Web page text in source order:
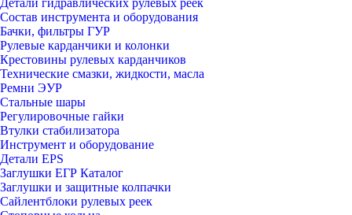
Детали гидравлических рулевых реек
Состав инструмента и оборудования
Бачки, фильтры ГУР
Рулевые карданчики и колонки
Крестовины рулевых карданчиков
Технические смазки, жидкости, масла
Ремни ЭУР
Стальные шары
Регулировочные гайки
Втулки стабилизатора
Инструмент и оборудование
Детали EPS
Заглушки ЕГР Каталог
Заглушки и защитные колпачки
Сайлентблоки рулевых реек